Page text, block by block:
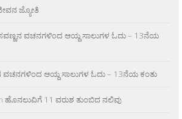
ಜ್ಯೋತಿ
ವಚನಗಳಿಂದ ಆಯ್ದ ಸಾಲುಗಳ ಓದು – 13ನೆಯ
ವಚನಗಳಿಂದ ಆಯ್ದ ಸಾಲುಗಳ ಓದು – 13ನೆಯ ಕಂತು
ಹೊನಲುವಿಗೆ 11 ವರುಶ ತುಂಬಿದ ನಲಿವು